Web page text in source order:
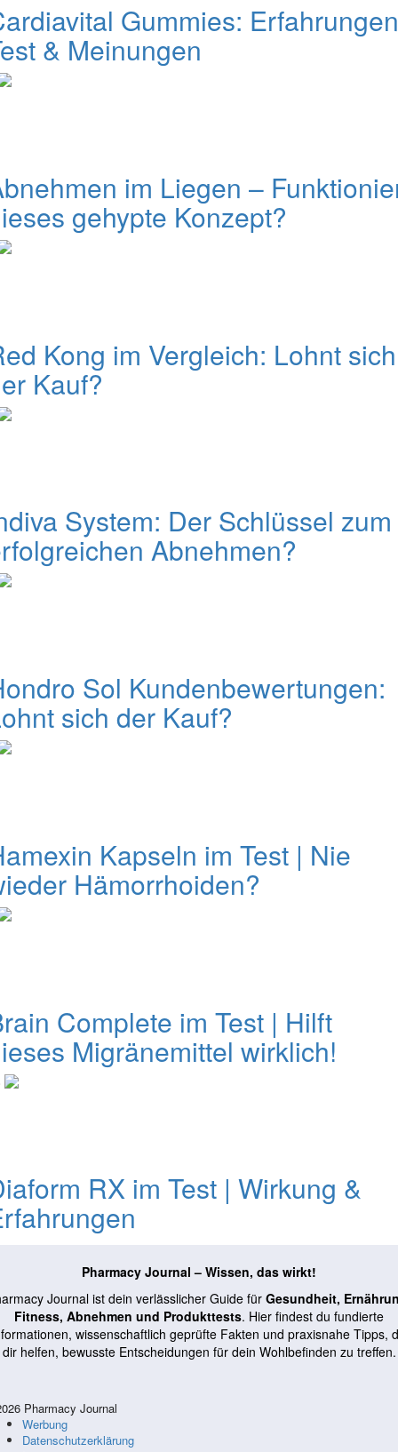
Gummies:
& Meinungen
im Liegen –
gehypte Konzept?
Kong im Vergleich: Lohnt sich
Kauf?
System: Der Schlüssel zum
Abnehmen?
Sol Kundenbewertungen:
sich der Kauf?
Kapseln im Test | Nie
Hämorrhoiden?
Complete im Test | Hilft
Migränemittel wirklich!
RX im Test | Wirkung &
Pharmacy Journal – Wissen, das wirkt!
Journal ist dein verlässlicher Guide für Gesundheit,
Fitness, Abnehmen und Produkttests. Hier findest du fundierte
wissenschaftlich geprüfte Fakten und praxisnahe Tipps,
dir helfen, bewusste Entscheidungen für dein Wohlbefinden zu treffen.
Pharmacy Journal
Werbung
Datenschutzerklärung